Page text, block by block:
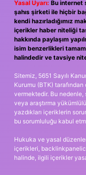
Yasal Uyarı: Bu internet
şahıs şirketi ile hiçbir
kendi hazırladığımız
içerikler haber niteliği
hakkında paylaşım
isim benzerlikleri
halindedir ve tavsiye
Sitemiz, 5651 Sayılı
Kurumu (BTK)
vermektedir. Bu
veya araştırma
yazdıkları içeriklerin
bu sorumluluğu kabul
Hukuka ve yasal
içerikleri,
halinde, ilgili içerikler